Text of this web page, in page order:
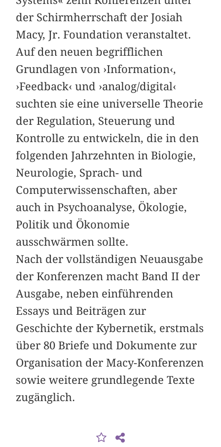
der Schirmherrschaft der Josiah
Macy, Jr. Foundation veranstaltet.
Auf den neuen begrifflichen
Grundlagen von ›Information‹,
›Feedback‹ und ›analog/digital‹
suchten sie eine universelle Theorie
der Regulation, Steuerung und
Kontrolle zu entwickeln, die in den
folgenden Jahrzehnten in Biologie,
Neurologie, Sprach- und
Computerwissenschaften, aber
auch in Psychoanalyse, Ökologie,
Politik und Ökonomie
ausschwärmen sollte.
Nach der vollständigen Neuausgabe
der Konferenzen macht Band II der
Ausgabe, neben einführenden
Essays und Beiträgen zur
Geschichte der Kybernetik, erstmals
über 80 Briefe und Dokumente zur
Organisation der Macy-Konferenzen
sowie weitere grundlegende Texte
zugänglich.